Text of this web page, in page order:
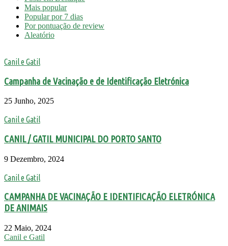
Mais popular
Popular por 7 dias
Por pontuação de review
Aleatório
Canil e Gatil
Campanha de Vacinação e de Identificação Eletrónica
25 Junho, 2025
Canil e Gatil
CANIL / GATIL MUNICIPAL DO PORTO SANTO
9 Dezembro, 2024
Canil e Gatil
CAMPANHA DE VACINAÇÃO E IDENTIFICAÇÃO ELETRÓNICA
DE ANIMAIS
22 Maio, 2024
Canil e Gatil